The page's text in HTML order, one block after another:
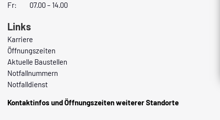
Fr:
07.00 – 14.00
Links
Karriere
Öffnungszeiten
Aktuelle Baustellen
Notfallnummern
Notfalldienst
Kontaktinfos und Öffnungszeiten weiterer Standorte